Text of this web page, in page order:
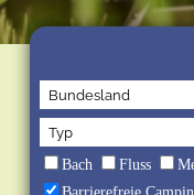
Bach Fluss